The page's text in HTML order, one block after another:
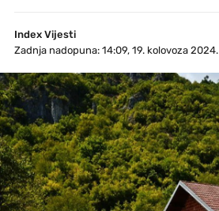
Index Vijesti
Zadnja nadopuna: 14:09, 19. kolovoza 2024.